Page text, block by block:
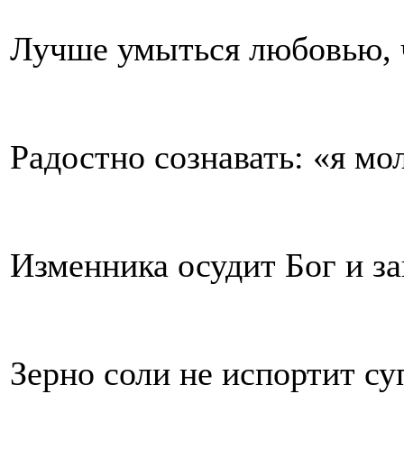
Лучше умыться
Радостно сознавать: «я
Изменника осудит Бог и
Зерно соли не испортит